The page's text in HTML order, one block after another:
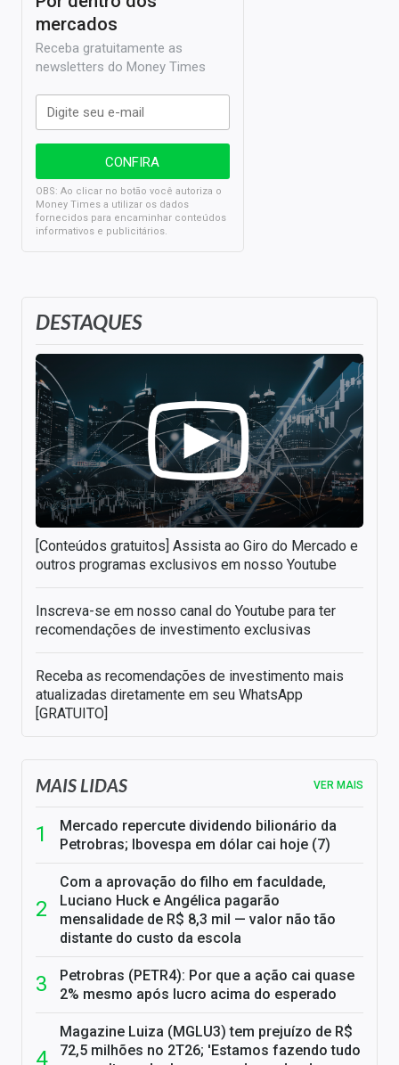
DESTAQUES
[Conteúdos gratuitos] Assista ao Giro do Mercado e
outros programas exclusivos em nosso Youtube
Inscreva-se em nosso canal do Youtube para ter
recomendações de investimento exclusivas
Receba as recomendações de investimento mais
atualizadas diretamente em seu WhatsApp
[GRATUITO]
mercados
Receba gratuitamente as
newsletters do Money Times
OBS: Ao clicar no botão você autoriza o
Money Times a utilizar os dados
fornecidos para encaminhar conteúdos
informativos e publicitários.
MAIS LIDAS VER MAIS
Mercado repercute dividendo bilionário da
Petrobras; Ibovespa em dólar cai hoje (7)
Com a aprovação do filho em faculdade,
Luciano Huck e Angélica pagarão
mensalidade de R$ 8,3 mil — valor não tão
distante do custo da escola
Petrobras (PETR4): Por que a ação cai quase
2% mesmo após lucro acima do esperado
Magazine Luiza (MGLU3) tem prejuízo de R$
72,5 milhões no 2T26; 'Estamos fazendo tudo